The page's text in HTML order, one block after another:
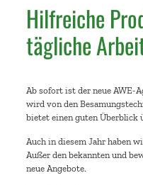
Hilfreiche
tägliche
Ab sofort ist der neue AWE-
wird von den
bietet einen guten Überblick
Auch in diesem Jahr haben
Außer den bekannten und
neue Angebote.